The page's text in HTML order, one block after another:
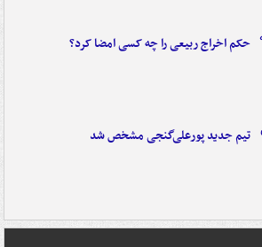
حکم اخراج ربیعی را چه کسی امضا کرد؟
تیم جدید پورعلی‌گنجی مشخص شد